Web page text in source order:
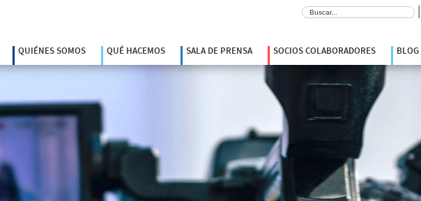
Buscar: |
QUIÉNES SOMOS QUÉ HACEMOS SALA DE PRENSA SOCIOS COLABORADORES BLOG